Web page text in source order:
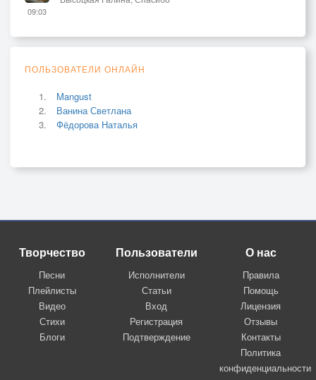
09:03
ПОЛЬЗОВАТЕЛИ ОНЛАЙН
Mangust
Ванина Светлана
Фёдорова Наталья
Творчество
Песни
Плейлисты
Видео
Стихи
Блоги
Пользователи
Исполнители
Статьи
Вход
Регистрация
Подтверждение
О нас
Правила
Помощь
Лицензия
Отзывы
Контакты
Политика
конфиденциальности